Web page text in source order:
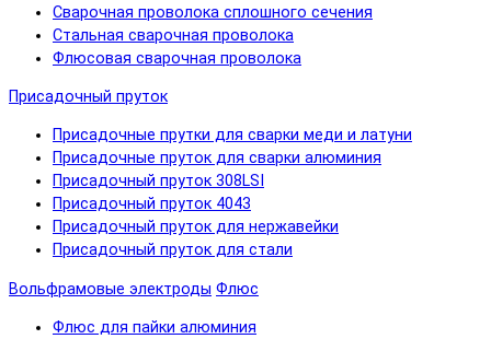
Сварочная проволока сплошного сечения
Стальная сварочная проволока
Флюсовая сварочная проволока
Присадочный пруток
Присадочные прутки для сварки меди и латуни
Присадочные пруток для сварки алюминия
Присадочный пруток 308LSI
Присадочный пруток 4043
Присадочный пруток для нержавейки
Присадочный пруток для стали
Вольфрамовые электроды Флюс
Флюс для пайки алюминия